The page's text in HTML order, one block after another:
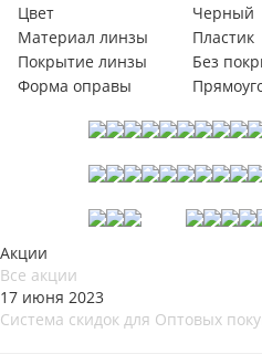
Цвет
Черный
Материал линзы
Пластик
Покрытие линзы
Без
Форма оправы
Акции
Все акции
17 июня 2023
Система скидок для Оптовых